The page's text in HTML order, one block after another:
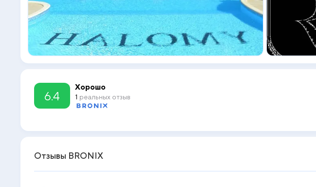
6.4
Хорошо
1 реальных отзыв
Отзывы BRONIX